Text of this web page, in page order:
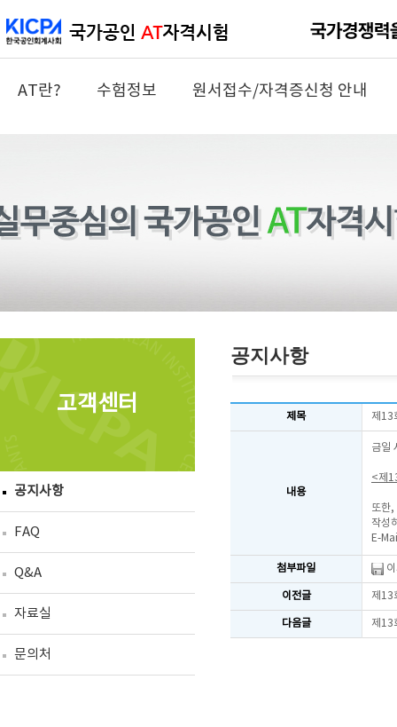
AT란? 수험정보 원서접수/자격증신청 안내
고객센터
공지사항
FAQ
Q&A
자료실
문의처
공지사항
제목 제13
내용
금일
<제
또한,
작성
E-
첨부파일
이전글 제13
다음글 제13